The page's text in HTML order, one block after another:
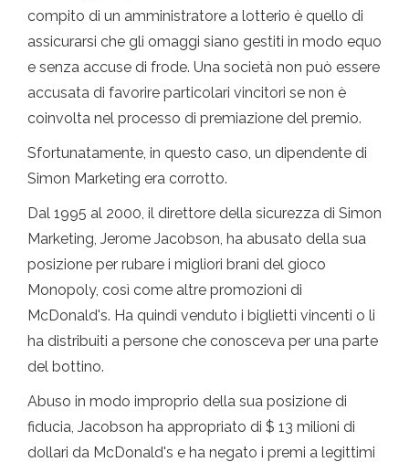
compito di un amministratore a lotterio è quello di
assicurarsi che gli omaggi siano gestiti in modo equo
e senza accuse di frode. Una società non può essere
accusata di favorire particolari vincitori se non è
coinvolta nel processo di premiazione del premio.
Sfortunatamente, in questo caso, un dipendente di
Simon Marketing era corrotto.
Dal 1995 al 2000, il direttore della sicurezza di Simon
Marketing, Jerome Jacobson, ha abusato della sua
posizione per rubare i migliori brani del gioco
Monopoly, così come altre promozioni di
McDonald's. Ha quindi venduto i biglietti vincenti o li
ha distribuiti a persone che conosceva per una parte
del bottino.
Abuso in modo improprio della sua posizione di
fiducia, Jacobson ha appropriato di $ 13 milioni di
dollari da McDonald's e ha negato i premi a legittimi